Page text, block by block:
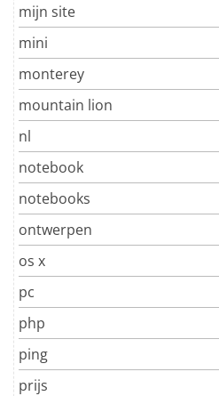
mijn site
mini
monterey
mountain lion
nl
notebook
notebooks
ontwerpen
os x
pc
php
ping
prijs